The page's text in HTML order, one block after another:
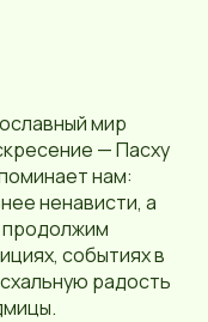
мир
— Пасху
нам:
ненависти, а
продолжим
событиях в
радость